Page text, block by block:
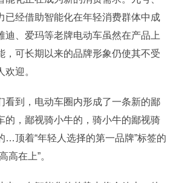
已经借助智能化在年轻消费群体中成
迪、爱玛等老牌电动车虽然在产品上
，可长期以来的品牌形象仍使其不受
迎。
看到，电动车圈内形成了一条新的鄙
的，鄙视骑小牛的，骑小牛的鄙视骑
…顶着“年轻人选择的第一品牌”标签的
高在上”。